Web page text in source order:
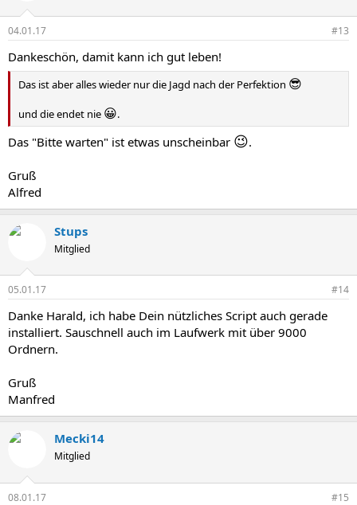
04.01.17 #13
Dankeschön, damit kann ich gut leben!
Das ist aber alles wieder nur die Jagd nach der Perfektion 😎
und die endet nie 😀.
Das "Bitte warten" ist etwas unscheinbar 😉.
Gruß
Alfred
Stups
Mitglied
05.01.17 #14
Danke Harald, ich habe Dein nützliches Script auch gerade
installiert. Sauschnell auch im Laufwerk mit über 9000
Ordnern.
Gruß
Manfred
Mecki14
Mitglied
08.01.17 #15